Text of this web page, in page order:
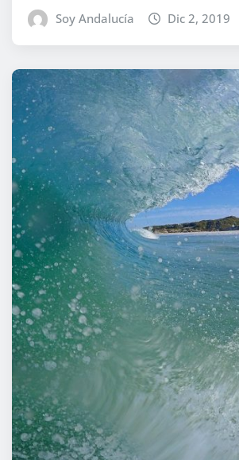
Soy Andalucía Dic 2, 2019